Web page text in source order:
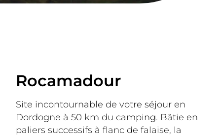
Rocamadour
Site incontournable de votre séjour en
Dordogne à 50 km du camping. Bâtie en
paliers successifs à flanc de falaise, la